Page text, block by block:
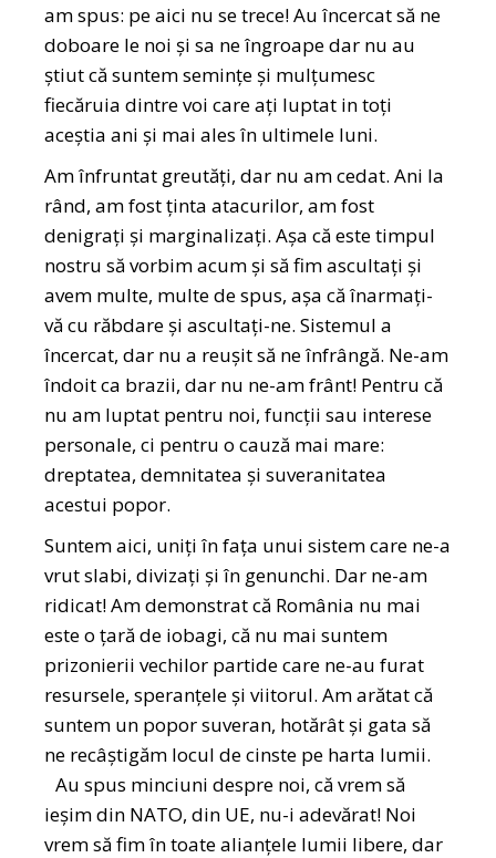
am spus: pe aici nu se trece! Au încercat să ne
doboare le noi și sa ne îngroape dar nu au
știut că suntem semințe și mulțumesc
fiecăruia dintre voi care ați luptat in toți
aceștia ani și mai ales în ultimele luni.
Am înfruntat greutăți, dar nu am cedat. Ani la
rând, am fost ținta atacurilor, am fost
denigrați și marginalizați. Așa că este timpul
nostru să vorbim acum și să fim ascultați și
avem multe, multe de spus, așa că înarmați-
vă cu răbdare și ascultați-ne. Sistemul a
încercat, dar nu a reușit să ne înfrângă. Ne-am
îndoit ca brazii, dar nu ne-am frânt! Pentru că
nu am luptat pentru noi, funcții sau interese
personale, ci pentru o cauză mai mare:
dreptatea, demnitatea și suveranitatea
acestui popor.
Suntem aici, uniți în fața unui sistem care ne-a
vrut slabi, divizați și în genunchi. Dar ne-am
ridicat! Am demonstrat că România nu mai
este o țară de iobagi, că nu mai suntem
prizonierii vechilor partide care ne-au furat
resursele, speranțele și viitorul. Am arătat că
suntem un popor suveran, hotărât și gata să
ne recâștigăm locul de cinste pe harta lumii.
Au spus minciuni despre noi, că vrem să
ieșim din NATO, din UE, nu-i adevărat! Noi
vrem să fim în toate alianțele lumii libere, dar